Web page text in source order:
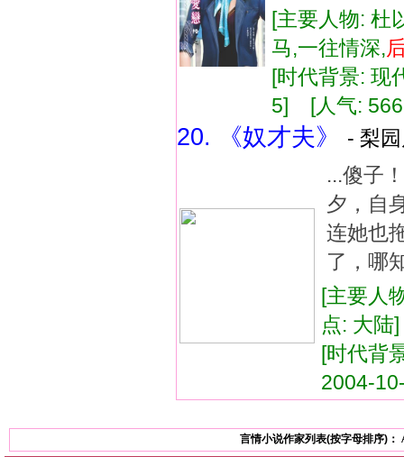
[主要人物:
马,一往情深,
[时代背景:
5] [人气:
20. 《奴才夫》
- 梨
...傻子
夕，自
连她也
了，哪
[主要人
点: 大
[时代背
2004-
言情小说作家列表(按字母排序)：